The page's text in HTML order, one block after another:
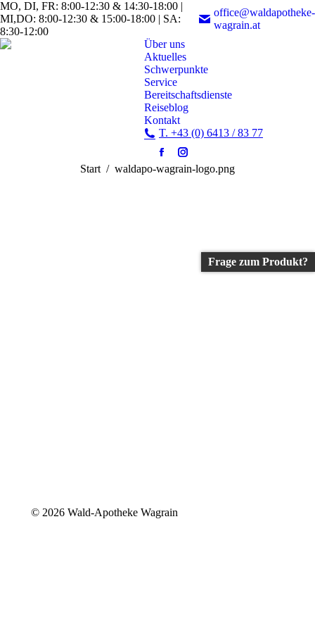
MO, DI, FR: 8:00-12:30 & 14:30-18:00 |
MI,DO: 8:00-12:30 & 15:00-18:00 | SA:
8:30-12:00
office@waldapotheke-
wagrain.at
Über uns
Aktuelles
Schwerpunkte
Service
Bereitschaftsdienste
Reiseblog
Kontakt
T. +43 (0) 6413 / 83 77
Facebook
page
Instagram
page
Sie befinden sich hier:
Start waldapo-wagrain-logo.png
© 2026 Wald-Apotheke Wagrain
Frage zum Produkt?